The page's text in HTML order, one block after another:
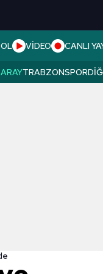
VİDEO CANLI
TRABZONSPOR